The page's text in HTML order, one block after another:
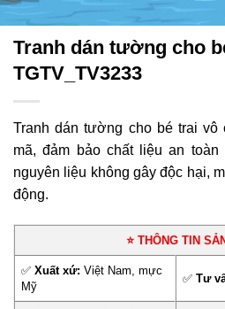
Tranh dán tường cho
TGTV_TV3233
Tranh dán tường cho bé trai vô
mã, đảm bảo chất liệu an toàn
nguyên liệu không gây độc hại,
động.
⭐ THÔNG TIN
✅Xuất xứ: Việt Nam, mực
Mỹ
✅Tư